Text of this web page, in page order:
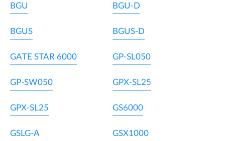
BGU BGU-D
BGUS BGUS-D
GATE STAR 6000 GP-SL050
GP-SW050 GPX-SL25
GPX-SL25 GS6000
GSLG-A GSX1000